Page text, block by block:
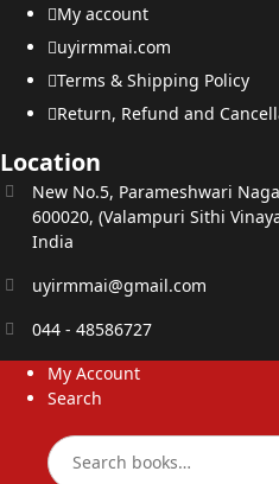
My account
uyirmmai.com
Terms & Shipping Policy
Return, Refund and
Location
New No.5, Parameshwari
600020, (Valampuri Sithi
India
uyirmmai@gmail.com
044 - 48586727
My Account
Search
Search
for: